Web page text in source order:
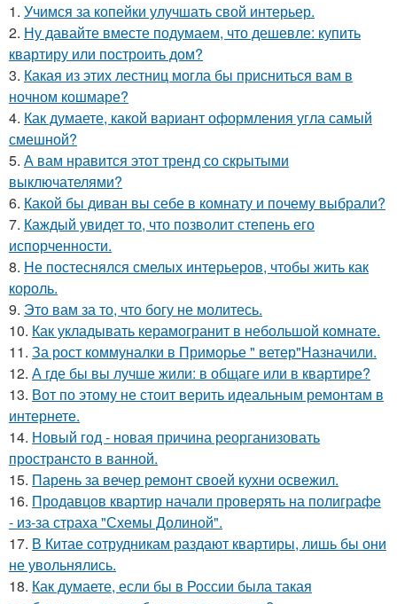
1. Учимся за копейки улучшать свой интерьер.
2. Ну давайте вместе подумаем, что дешевле: купить
квартиру или построить дом?
3. Какая из этих лестниц могла бы присниться вам в
ночном кошмаре?
4. Как думаете, какой вариант оформления угла самый
смешной?
5. А вам нравится этот тренд со скрытыми
выключателями?
6. Какой бы диван вы себе в комнату и почему выбрали?
7. Каждый увидет то, что позволит степень его
испорченности.
8. Не постеснялся смелых интерьеров, чтобы жить как
король.
9. Это вам за то, что богу не молитесь.
10. Как укладывать керамогранит в небольшой комнате.
11. За рост коммуналки в Приморье " ветер"Назначили.
12. А где бы вы лучше жили: в общаге или в квартире?
13. Вот по этому не стоит верить идеальным ремонтам в
интернете.
14. Новый год - новая причина реорганизовать
пространсто в ванной.
15. Парень за вечер ремонт своей кухни освежил.
16. Продавцов квартир начали проверять на полиграфе
- из-за страха "Схемы Долиной".
17. В Китае сотрудникам раздают квартиры, лишь бы они
не увольнялись.
18. Как думаете, если бы в России была такая